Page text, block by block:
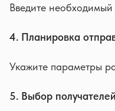
Введите необходимый
4. Планировка
Укажите параметры
5. Выбор получателей